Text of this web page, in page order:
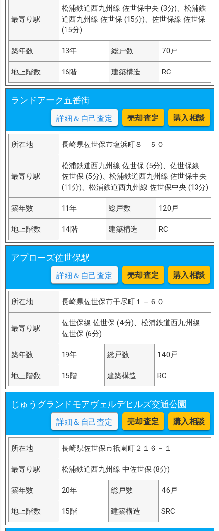
最寄り駅
松浦鉄道西九州線 佐世保中央 (3分)、松浦鉄
道西九州線 佐世保 (15分)、佐世保線 佐世保
(15分)
築年数 13年 総戸数 70戸
地上階数 16階 建築構造 RC
ランドアーク五番街
詳細＆自己査定 売却査定 購入相談
所在地 長崎県佐世保市塩浜町８－５０
最寄り駅
松浦鉄道西九州線 佐世保 (5分)、佐世保線
佐世保 (5分)、松浦鉄道西九州線 佐世保中央
(11分)、松浦鉄道西九州線 佐世保中央 (13分)
築年数 11年 総戸数 120戸
地上階数 14階 建築構造 RC
アプローズ佐世保駅
詳細＆自己査定 売却査定 購入相談
所在地 長崎県佐世保市干尽町１－６０
最寄り駅
佐世保線 佐世保 (4分)、松浦鉄道西九州線
佐世保 (6分)
築年数 19年 総戸数 140戸
地上階数 15階 建築構造 RC
じゅうグランドモアヴェルデヒルズ交通公園
詳細＆自己査定 売却査定 購入相談
所在地 長崎県佐世保市祇園町２１６－１
最寄り駅 松浦鉄道西九州線 中佐世保 (8分)
築年数 20年 総戸数 46戸
地上階数 15階 建築構造 SRC